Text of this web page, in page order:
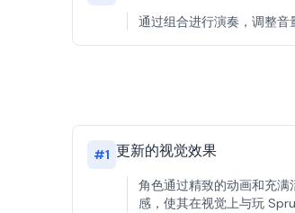
通过组合进行演奏，调整音
#1 更新的视觉效果
角色通过精致的动画和充
感，使其在视觉上与玩